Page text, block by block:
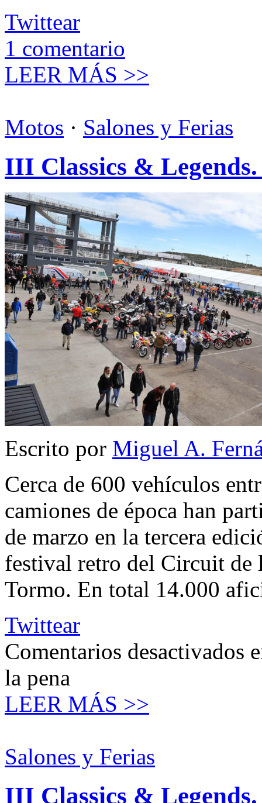
Twittear
1 comentario
LEER MÁS >>
Motos · Salones y Ferias
III Classics &
Escrito por Miguel A.
Cerca de 600 vehículos
camiones de época han
de marzo en la tercera
festival retro del Circuit de
Tormo. En total 14.000
Twittear
Comentarios desactivados
la pena
LEER MÁS >>
Salones y Ferias
III Classics &